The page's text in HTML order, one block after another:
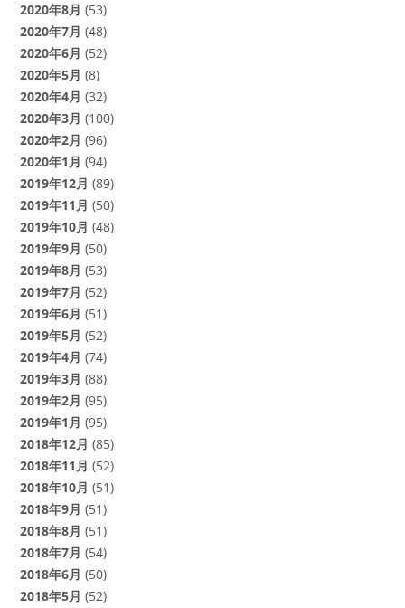
2020年8月 (53)
2020年7月 (48)
2020年6月 (52)
2020年5月 (8)
2020年4月 (32)
2020年3月 (100)
2020年2月 (96)
2020年1月 (94)
2019年12月 (89)
2019年11月 (50)
2019年10月 (48)
2019年9月 (50)
2019年8月 (53)
2019年7月 (52)
2019年6月 (51)
2019年5月 (52)
2019年4月 (74)
2019年3月 (88)
2019年2月 (95)
2019年1月 (95)
2018年12月 (85)
2018年11月 (52)
2018年10月 (51)
2018年9月 (51)
2018年8月 (51)
2018年7月 (54)
2018年6月 (50)
2018年5月 (52)